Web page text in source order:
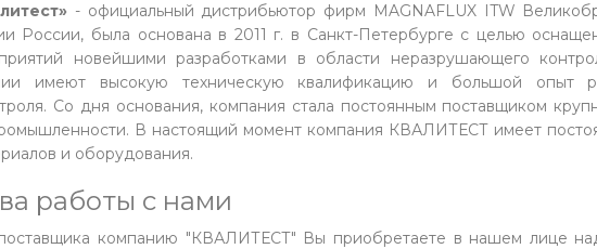
- официальный дистрибьютор фирм MAGNAFLUX ITW
России, была основана в 2011 г. в Санкт-Петербурге с целью
новейшими разработками в области неразрушающего
имеют высокую техническую квалификацию и большой опыт
Со дня основания, компания стала постоянным поставщиком
В настоящий момент компания КВАЛИТЕСТ имеет
и оборудования.
работы с нами
компанию "КВАЛИТЕСТ" Вы приобретаете в нашем лице